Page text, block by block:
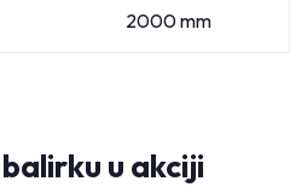
2000 mm
u akciji